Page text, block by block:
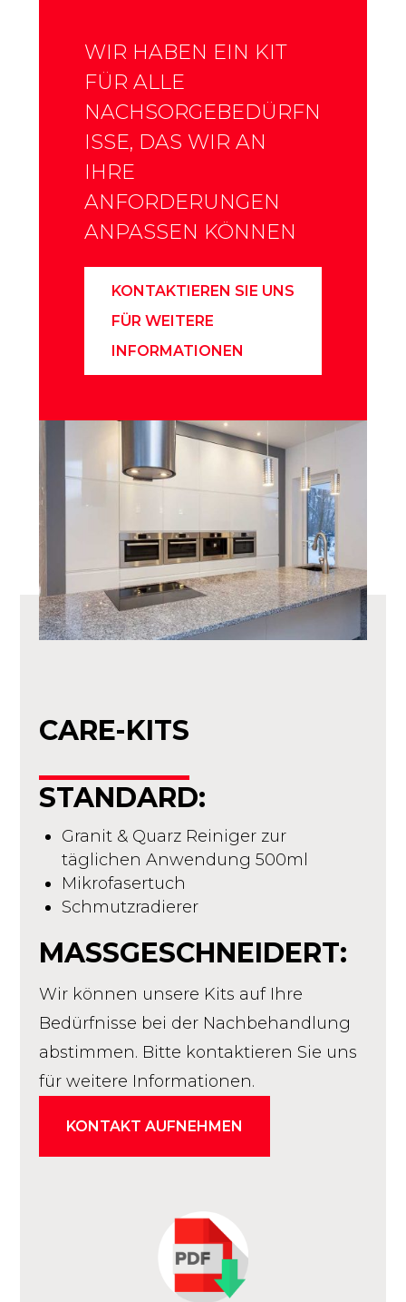
WIR HABEN EIN KIT
FÜR ALLE
NACHSORGEBEDÜRFN
ISSE, DAS WIR AN
IHRE
ANFORDERUNGEN
ANPASSEN KÖNNEN
KONTAKTIEREN SIE UNS
FÜR WEITERE
INFORMATIONEN
CARE-KITS
STANDARD:
Granit & Quarz Reiniger zur
täglichen Anwendung 500ml
Mikrofasertuch
Schmutzradierer
MASSGESCHNEIDERT:
Wir können unsere Kits auf Ihre
Bedürfnisse bei der Nachbehandlung
abstimmen. Bitte kontaktieren Sie uns
für weitere Informationen.
KONTAKT AUFNEHMEN